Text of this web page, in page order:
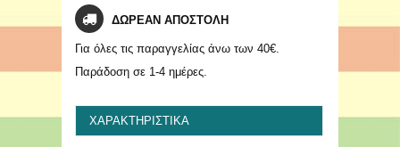
ΔΩΡΕΑΝ ΑΠΟΣΤΟΛΗ
Για όλες τις παραγγελίας άνω των 40€.
Παράδοση σε 1-4 ημέρες.
ΧΑΡΑΚΤΗΡΙΣΤΙΚΆ